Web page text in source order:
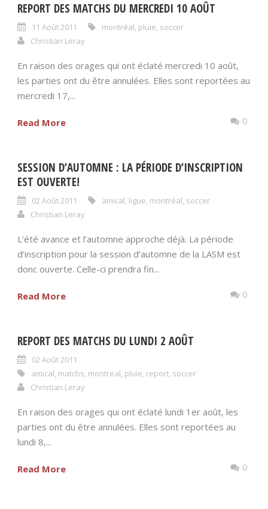
REPORT DES MATCHS DU MERCREDI 10 AOÛT
11 Août 2011 montréal, pluie, soccer
Christian Leray
En raison des orages qui ont éclaté mercredi 10 août,
les parties ont du être annulées. Elles sont reportées au
mercredi 17,...
Read More 0
SESSION D’AUTOMNE : LA PÉRIODE D’INSCRIPTION
EST OUVERTE!
02 Août 2011 amical, ligue, montréal, soccer
Christian Leray
L’été avance et l’automne approche déjà. La période
d’inscription pour la session d’automne de la LASM est
donc ouverte. Celle-ci prendra fin...
Read More 0
REPORT DES MATCHS DU LUNDI 2 AOÛT
02 Août 2011
amical, matchs, montréal, pluie, report, soccer
Christian Leray
En raison des orages qui ont éclaté lundi 1er août, les
parties ont du être annulées. Elles sont reportées au
lundi 8,...
Read More 0